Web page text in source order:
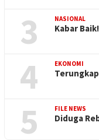
3 NASIONAL
Kabar
4 EKONOMI
5 FILE NEWS
Diduga